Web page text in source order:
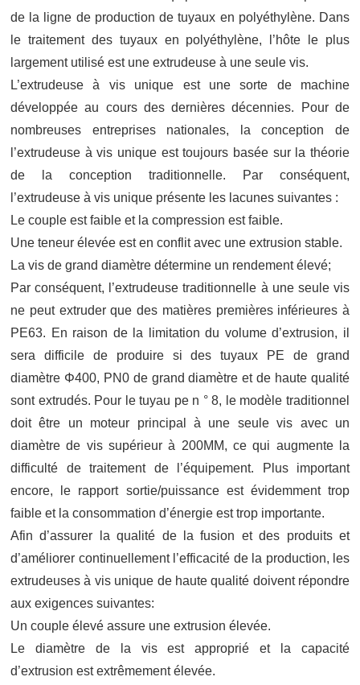
de la ligne de production de tuyaux en polyéthylène. Dans
le traitement des tuyaux en polyéthylène, l’hôte le plus
largement utilisé est une extrudeuse à une seule vis.
L’extrudeuse à vis unique est une sorte de machine
développée au cours des dernières décennies. Pour de
nombreuses entreprises nationales, la conception de
l’extrudeuse à vis unique est toujours basée sur la théorie
de la conception traditionnelle. Par conséquent,
l’extrudeuse à vis unique présente les lacunes suivantes :
Le couple est faible et la compression est faible.
Une teneur élevée est en conflit avec une extrusion stable.
La vis de grand diamètre détermine un rendement élevé;
Par conséquent, l’extrudeuse traditionnelle à une seule vis
ne peut extruder que des matières premières inférieures à
PE63. En raison de la limitation du volume d’extrusion, il
sera difficile de produire si des tuyaux PE de grand
diamètre Φ400, PN0 de grand diamètre et de haute qualité
sont extrudés. Pour le tuyau pe n ° 8, le modèle traditionnel
doit être un moteur principal à une seule vis avec un
diamètre de vis supérieur à 200MM, ce qui augmente la
difficulté de traitement de l’équipement. Plus important
encore, le rapport sortie/puissance est évidemment trop
faible et la consommation d’énergie est trop importante.
Afin d’assurer la qualité de la fusion et des produits et
d’améliorer continuellement l’efficacité de la production, les
extrudeuses à vis unique de haute qualité doivent répondre
aux exigences suivantes:
Un couple élevé assure une extrusion élevée.
Le diamètre de la vis est approprié et la capacité
d’extrusion est extrêmement élevée.